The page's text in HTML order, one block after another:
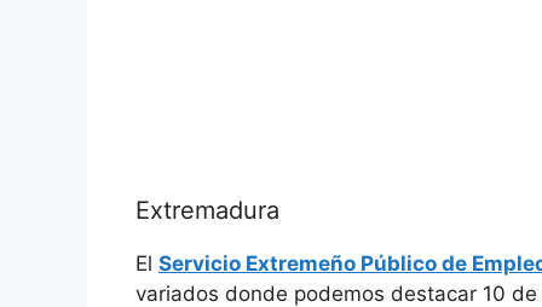
Extremadura
El Servicio Extremeño Público de
variados donde podemos destacar 10